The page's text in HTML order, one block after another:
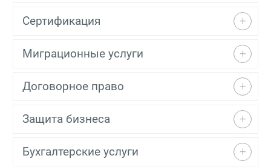
Сертификация
Миграционные услуги
Договорное право
Защита бизнеса
Бухгалтерские услуги